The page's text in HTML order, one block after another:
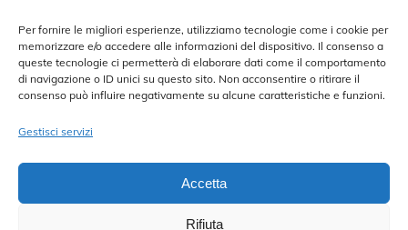
Per fornire le migliori esperienze, utilizziamo tecnologie come i cookie per
memorizzare e/o accedere alle informazioni del dispositivo. Il consenso a
queste tecnologie ci permetterà di elaborare dati come il comportamento
di navigazione o ID unici su questo sito. Non acconsentire o ritirare il
consenso può influire negativamente su alcune caratteristiche e funzioni.
Gestisci servizi
Accetta
Rifiuta
Contatti
Privacy Policy